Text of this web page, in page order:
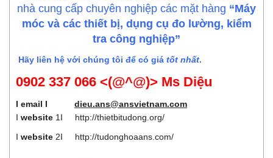
nhà cung cấp chuyên nghiệp các mặt hàng “Máy
móc và các thiết bị, dụng cụ đo lường, kiểm
tra công nghiệp”
Hãy liên hệ với chúng tôi để có giá tốt nhất.
0902 337 066 <(@^@)> Ms Diệu
I email I dieu.ans@ansvietnam.com
I website 1I http://thietbitudong.org/
I website 2I http://tudonghoaans.com/